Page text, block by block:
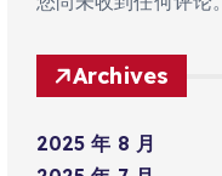
Archives
2025 年 8 月